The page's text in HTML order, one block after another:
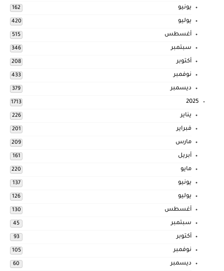
يونيو 162
يوليو 420
أغسطس 515
سبتمبر 346
أكتوبر 208
نوفمبر 433
ديسمبر 379
2025
1713
يناير 226
فبراير 201
مارس 209
أبريل 161
مايو 220
يونيو 137
يوليو 126
أغسطس 130
سبتمبر 45
أكتوبر 93
نوفمبر 105
ديسمبر 60